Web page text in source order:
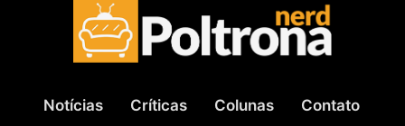
Notícias Críticas Colunas Contato